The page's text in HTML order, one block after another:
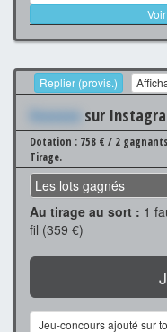
Replier (provis.)
Xxxxxxx sur
Dotation : 758 € / 2
Tirage.
Les lots gagnés
Au tirage au sort : 1
fil (359 €)
Jeu-concours ajouté sur